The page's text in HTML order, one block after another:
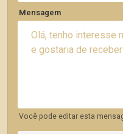
Mensagem
Você pode editar esta